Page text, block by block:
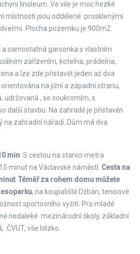
linoleum. Ve vile je moc hezké
místnosti jsou oddělené prosklenými
Plocha pozemku je 900m2.
samostatná garsonka s vlastním
zařízením, kotelna, prádelna,
a lze zde přistavět jeden až dva
na jižní a západní stranu,
udržovaná , se soukromím, s
další stavbu. Na zahradě je přistavěn
na zahradní nářadí. Dům má dva
min . S cestou na stanici metra
minut na Václavské náměstí. Cesta na
. Téměř za rohem domu můžete
, na koupaliště Džbán, tenisové
sportovního vyžití. Pro mladé
nedaleké mezinárodní školy, základní
ČVUT, vše blízko.